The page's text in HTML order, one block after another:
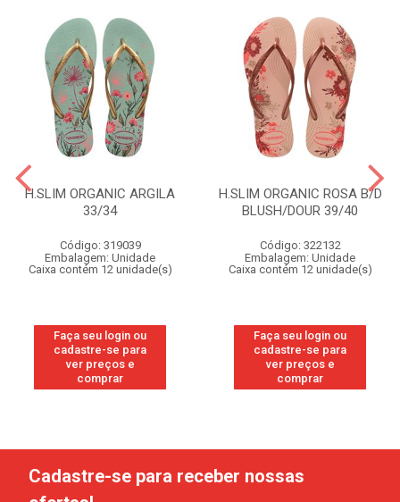
H.SLIM ORGANIC ARGILA
33/34
Código: 319039
Embalagem: Unidade
Caixa contém 12 unidade(s)
Faça seu login ou
cadastre-se para
ver preços e
comprar
H.SLIM ORGANIC ROSA B/D
BLUSH/DOUR 39/40
Código: 322132
Embalagem: Unidade
Caixa contém 12 unidade(s)
Faça seu login ou
cadastre-se para
ver preços e
comprar
Cadastre-se para receber nossas